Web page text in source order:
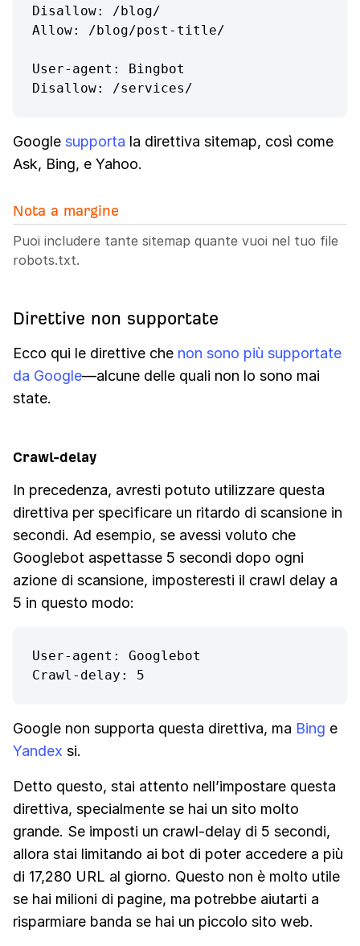
Disallow: /blog/
Allow: /blog/post-title/
User-agent: Bingbot
Disallow: /services/
Google supporta la direttiva sitemap, così come
Ask, Bing, e Yahoo.
Nota a margine
Puoi includere tante sitemap quante vuoi nel tuo file
robots.txt.
Direttive non supportate
Ecco qui le direttive che non sono più supportate
da Google—alcune delle quali non lo sono mai
state.
Crawl-delay
In precedenza, avresti potuto utilizzare questa
direttiva per specificare un ritardo di scansione in
secondi. Ad esempio, se avessi voluto che
Googlebot aspettasse 5 secondi dopo ogni
azione di scansione, imposteresti il crawl delay a
5 in questo modo:
User-agent: Googlebot
Crawl-delay: 5
Google non supporta questa direttiva, ma Bing e
Yandex si.
Detto questo, stai attento nell’impostare questa
direttiva, specialmente se hai un sito molto
grande. Se imposti un crawl-delay di 5 secondi,
allora stai limitando ai bot di poter accedere a più
di 17,280 URL al giorno. Questo non è molto utile
se hai milioni di pagine, ma potrebbe aiutarti a
risparmiare banda se hai un piccolo sito web.